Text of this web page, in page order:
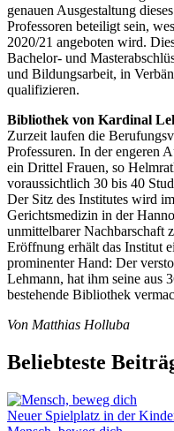
genauen Ausgestaltung
Professoren beteiligt sein,
2020/21 angeboten wird.
Bachelor- und
und Bildungsarbeit, in
qualifizieren.
Bibliothek von Kardinal
Zurzeit laufen die
Professuren. In der engeren
ein Drittel Frauen, so
voraussichtlich 30 bis 40
Der Sitz des Institutes wird
Gerichtsmedizin in der
unmittelbarer Nachbarschaft
Eröffnung erhält das Institut
prominenter Hand: Der
Lehmann, hat ihm seine aus
bestehende Bibliothek
Von Matthias Holluba
Beliebteste
Neuer Spielplatz in der